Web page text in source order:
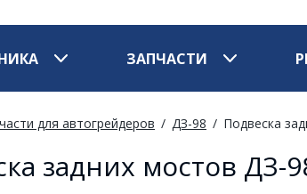
ЗАПЧАСТИ
для автогрейдеров ДЗ-98 Подвеска
задних мостов ДЗ-